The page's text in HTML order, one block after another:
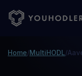
Home/MultiHODL/